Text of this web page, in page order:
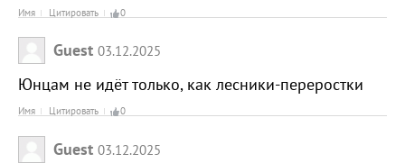
Имя Цитировать 0
Guest 03.12.2025
Юнцам не идёт только, как лесники-переростки
Имя Цитировать 0
Guest 03.12.2025